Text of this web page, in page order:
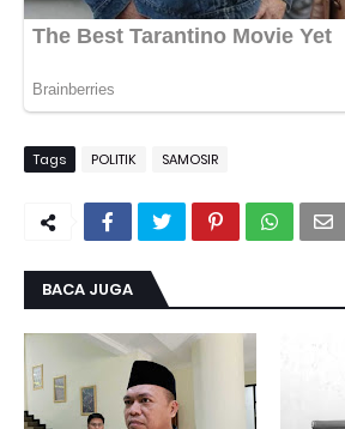
Tags POLITIK SAMOSIR
BACA JUGA